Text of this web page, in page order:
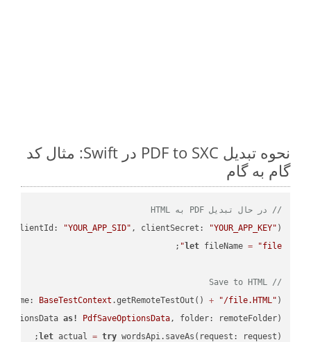
نحوه تبدیل PDF to SXC در Swift: مثال کد
گام به گام
// در حال تبدیل PDF به HTML
(clientId: "YOUR_APP_SID" , clientSecret: "YOUR_APP_KEY" );
let fileName = "file"
// Save to HTML
BaseTestContext .getRemoteTestOut() + "/file.HTML" );
as! PdfSaveOptionsData, folder: remoteFolder);
let actual = try